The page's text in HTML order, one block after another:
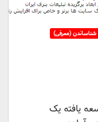
شناساندن (معرفی)
یافته یک